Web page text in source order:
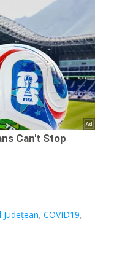
Judeţean,COVID19,